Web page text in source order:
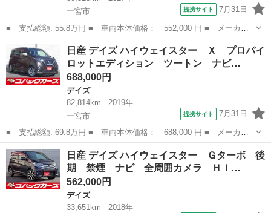
一宮市
提携サイト 7月31日
■ 支払総額: 55.8万円 ■ 車両本体価格： 552,000 円 ■ メーカー
名： 日産 ■ 車種名： デイズルークス ■ グレード名： ボレ
ロ 専用シート 後期 禁煙 ナビＴＶ ＬＥＤ 全周囲カメラ ド
ライブレコーダ...
一宮市 デイズ
日産 デイズ ハイウェイスター Ｘ プロパイ
ロットエディション ツートン ナビ…
688,000円
デイズ
82,814km
2019年
一宮市
提携サイト 7月31日
■ 支払総額: 69.8万円 ■ 車両本体価格： 688,000 円 ■ メーカー
名： 日産 ■ 車種名： デイズ ■ グレード名： ハイウェイスタ
ー Ｘ プロパイロットエディション ツートン ナビＴＶ Ｂｌｕ
ｅｔｏｏｔｈ...
愛知 一宮市 デイズ
日産 デイズ ハイウェイスター Ｇターボ 後
期 禁煙 ナビ 全周囲カメラ ＨＩ…
562,000円
デイズ
33,651km
2018年